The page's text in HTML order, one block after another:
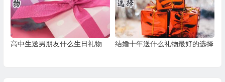
高中生送男朋友什么生日礼物 结婚十年送什么礼物最好的选择